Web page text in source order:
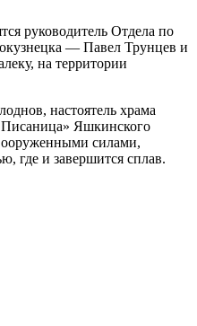
руководитель Отдела по
— Павел Трунцев и
на территории
настоятель храма
Писаница» Яшкинского
силами,
где и завершится сплав.